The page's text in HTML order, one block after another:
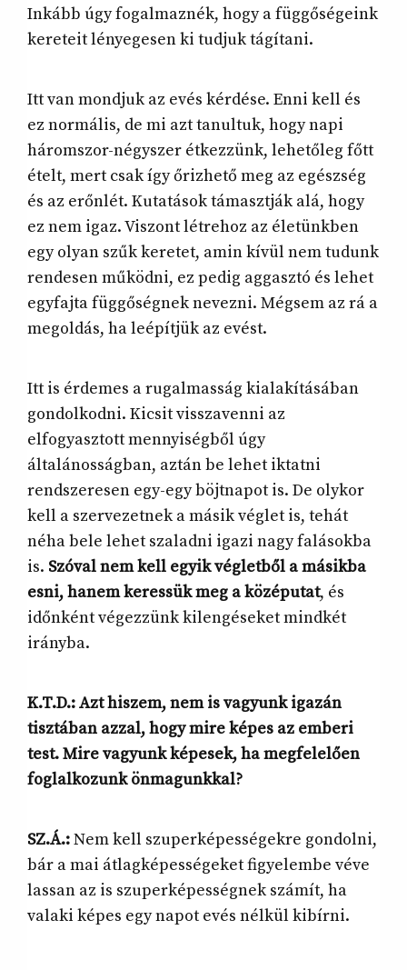
Inkább úgy fogalmaznék, hogy a függőségeink
kereteit lényegesen ki tudjuk tágítani.
Itt van mondjuk az evés kérdése. Enni kell és
ez normális, de mi azt tanultuk, hogy napi
háromszor-négyszer étkezzünk, lehetőleg főtt
ételt, mert csak így őrizhető meg az egészség
és az erőnlét. Kutatások támasztják alá, hogy
ez nem igaz. Viszont létrehoz az életünkben
egy olyan szűk keretet, amin kívül nem tudunk
rendesen működni, ez pedig aggasztó és lehet
egyfajta függőségnek nevezni. Mégsem az rá a
megoldás, ha leépítjük az evést.
Itt is érdemes a rugalmasság kialakításában
gondolkodni. Kicsit visszavenni az
elfogyasztott mennyiségből úgy
általánosságban, aztán be lehet iktatni
rendszeresen egy-egy böjtnapot is. De olykor
kell a szervezetnek a másik véglet is, tehát
néha bele lehet szaladni igazi nagy falásokba
is. Szóval nem kell egyik végletből a másikba
esni, hanem keressük meg a középutat, és
időnként végezzünk kilengéseket mindkét
irányba.
K.T.D.: Azt hiszem, nem is vagyunk igazán
tisztában azzal, hogy mire képes az emberi
test. Mire vagyunk képesek, ha megfelelően
foglalkozunk önmagunkkal?
SZ.Á.:Nem kell szuperképességekre gondolni,
bár a mai átlagképességeket figyelembe véve
lassan az is szuperképességnek számít, ha
valaki képes egy napot evés nélkül kibírni.